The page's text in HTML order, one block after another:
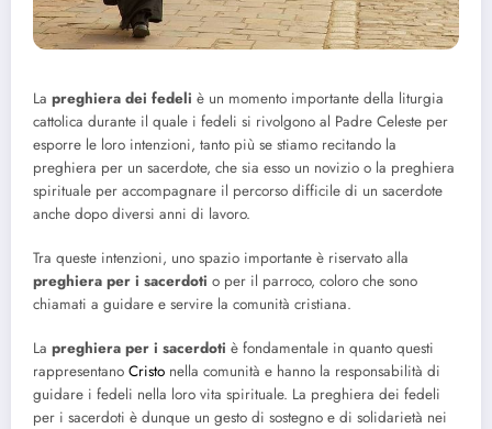
La preghiera dei fedeli è un momento importante della liturgia
cattolica durante il quale i fedeli si rivolgono al Padre Celeste per
esporre le loro intenzioni, tanto più se stiamo recitando la
preghiera per un sacerdote, che sia esso un novizio o la preghiera
spirituale per accompagnare il percorso difficile di un sacerdote
anche dopo diversi anni di lavoro.
Tra queste intenzioni, uno spazio importante è riservato alla
preghiera per i sacerdoti o per il parroco, coloro che sono
chiamati a guidare e servire la comunità cristiana.
La preghiera per i sacerdoti è fondamentale in quanto questi
rappresentano Cristo nella comunità e hanno la responsabilità di
guidare i fedeli nella loro vita spirituale. La preghiera dei fedeli
per i sacerdoti è dunque un gesto di sostegno e di solidarietà nei